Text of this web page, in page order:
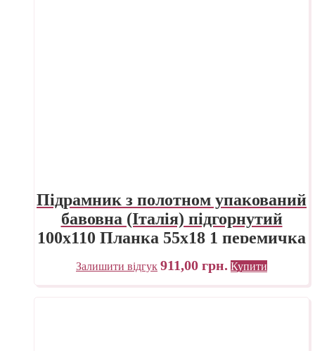
Підрамник з полотном упакований
бавовна (Італія) підгорнутий
100х110 Планка 55х18 1 перемичка
ПП Трек Україна
Залишити відгук 911,00 грн. Купити